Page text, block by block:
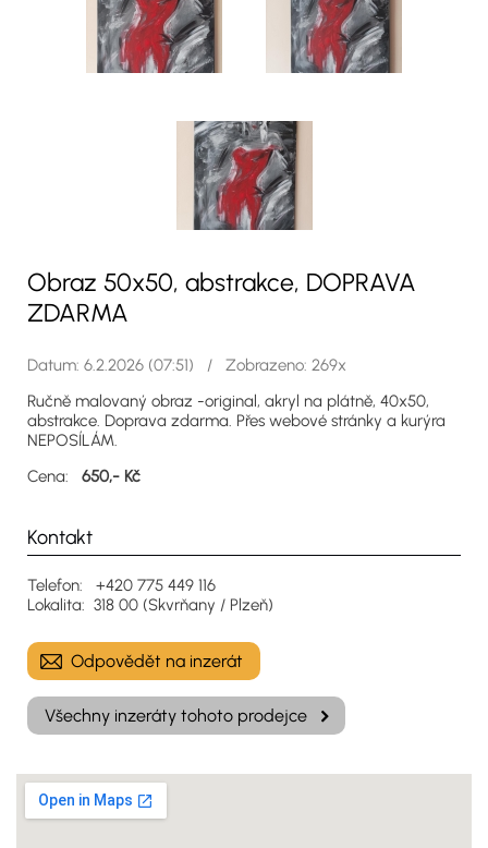
Obraz 50x50, abstrakce, DOPRAVA
ZDARMA
Datum: 6.2.2026 (07:51) / Zobrazeno: 269x
Ručně malovaný obraz -original, akryl na plátně, 40x50,
abstrakce. Doprava zdarma. Přes webové stránky a kurýra
NEPOSÍLÁM.
Cena: 650,- Kč
Kontakt
Telefon: +420 775 449 116
Lokalita: 318 00 (Skvrňany / Plzeň)
Odpovědět na inzerát
Všechny inzeráty tohoto prodejce